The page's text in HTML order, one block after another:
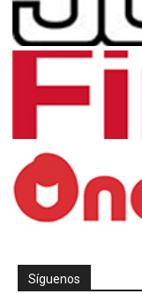
Síguenos